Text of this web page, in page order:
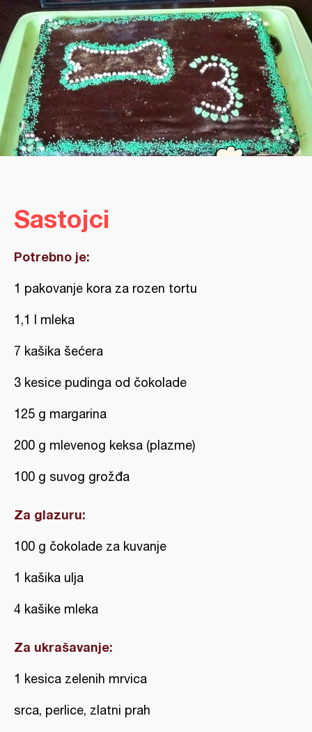
Sastojci
Potrebno je:
1 pakovanje kora za rozen tortu
1,1 l mleka
7 kašika šećera
3 kesice pudinga od čokolade
125 g margarina
200 g mlevenog keksa (plazme)
100 g suvog grožđa
Za glazuru:
100 g čokolade za kuvanje
1 kašika ulja
4 kašike mleka
Za ukrašavanje:
1 kesica zelenih mrvica
srca, perlice, zlatni prah